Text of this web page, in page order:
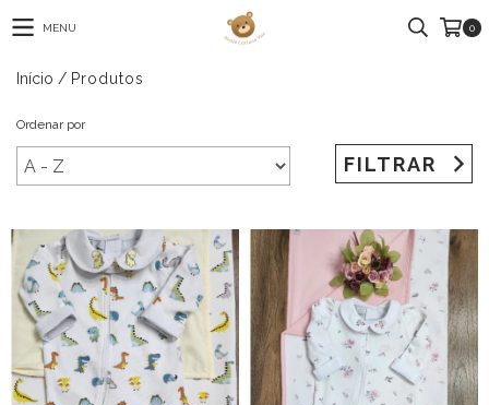
MENU 0
Início / Produtos
Ordenar por
FILTRAR